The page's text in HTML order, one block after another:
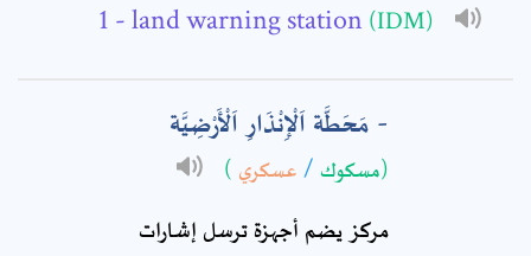
- land warning station (IDM)
مَحَطَّة اَلْإِنْذَارِ اَلْأَرْضِيَّة
(مسكوك / عسكري )
مركز يضم أجهزة ترسل إشارات
Comment: *